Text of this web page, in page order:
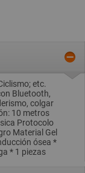
etc.
Bluetooth,
colgar
10 metros
Protocolo
Material Gel
ósea *
* 1 piezas